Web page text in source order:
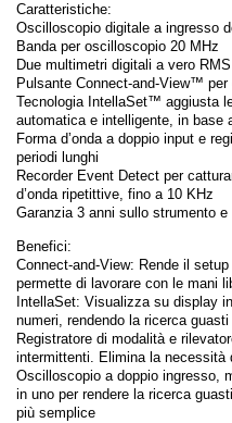
Caratteristiche:
Oscilloscopio digitale a ingresso
Banda per oscilloscopio 20 MHz
Due multimetri digitali a vero
Pulsante Connect-and-View™
Tecnologia IntellaSet™ aggiusta
automatica e intelligente, in base
Forma d’onda a doppio input e
periodi lunghi
Recorder Event Detect per
d’onda ripetittive, fino a 10 KHz
Garanzia 3 anni sullo strumento
Benefici:
Connect-and-View: Rende il
permette di lavorare con le mani
IntellaSet: Visualizza su display
numeri, rendendo la ricerca
Registratore di modalità e
intermittenti. Elimina la necessità
Oscilloscopio a doppio ingresso,
in uno per rendere la ricerca
più semplice